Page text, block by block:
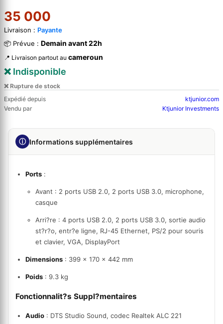
35 000
Livraison : Payante
📦 Prévue : Demain avant 22h
📍 Livraison partout au cameroun
❌ Indisponible
❌ Rupture de stock
Expédié depuis
ktjunior.com
Vendu par
Ktjunior Investments
ⓘ Informations supplémentaires
Ports :
Avant : 2 ports USB 2.0, 2 ports USB 3.0, microphone,
casque
Arri?re : 4 ports USB 2.0, 2 ports USB 3.0, sortie audio
st?r?o, entr?e ligne, RJ-45 Ethernet, PS/2 pour souris
et clavier, VGA, DisplayPort
Dimensions : 399 x 170 x 442 mm
Poids : 9.3 kg
Fonctionnalit?s Suppl?mentaires
Audio : DTS Studio Sound, codec Realtek ALC 221